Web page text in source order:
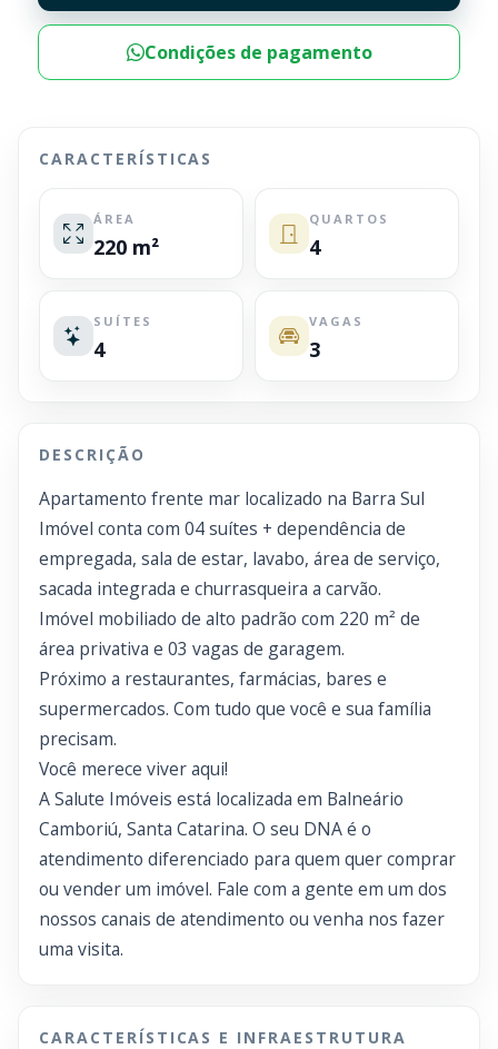
Condições de pagamento
CARACTERÍSTICAS
ÁREA
220 m²
QUARTOS
4
SUÍTES
4
VAGAS
3
DESCRIÇÃO
Apartamento frente mar localizado na Barra Sul
Imóvel conta com 04 suítes + dependência de
empregada, sala de estar, lavabo, área de serviço,
sacada integrada e churrasqueira a carvão.
Imóvel mobiliado de alto padrão com 220 m² de
área privativa e 03 vagas de garagem.
Próximo a restaurantes, farmácias, bares e
supermercados. Com tudo que você e sua família
precisam.
Você merece viver aqui!
A Salute Imóveis está localizada em Balneário
Camboriú, Santa Catarina. O seu DNA é o
atendimento diferenciado para quem quer comprar
ou vender um imóvel. Fale com a gente em um dos
nossos canais de atendimento ou venha nos fazer
uma visita.
CARACTERÍSTICAS E INFRAESTRUTURA